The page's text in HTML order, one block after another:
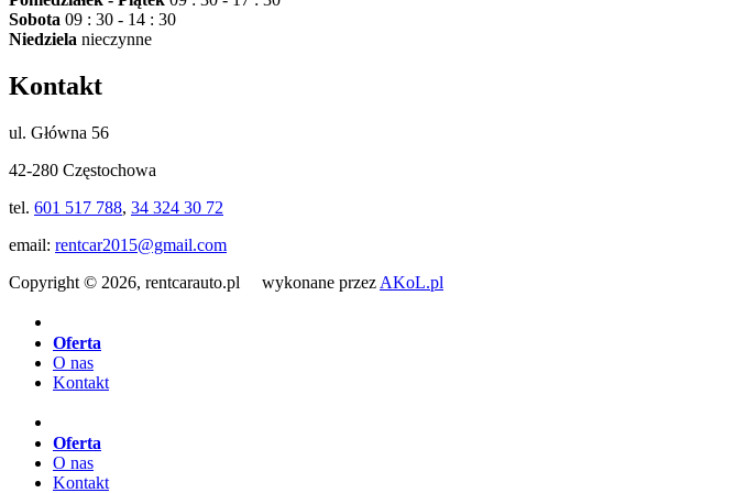
Sobota 09 : 30 - 14 : 30
Niedziela nieczynne
Kontakt
ul. Główna 56
42-280 Częstochowa
tel. 601 517 788, 34 324 30 72
email: rentcar2015@gmail.com
Copyright © 2026, rentcarauto.pl wykonane przez AKoL.pl
Oferta
O nas
Kontakt
Oferta
O nas
Kontakt